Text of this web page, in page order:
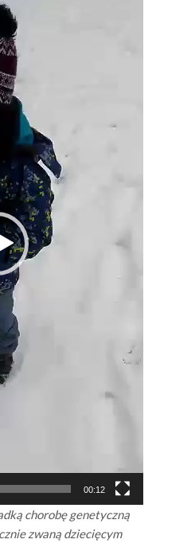
00:12
chorobę genetyczną
zwaną dziecięcym